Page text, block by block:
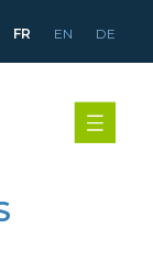
FR EN DE